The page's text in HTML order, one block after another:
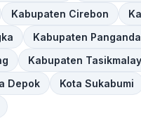
Kabupaten Cirebon
Kabupaten
Kabupaten
Depok Kota Sukabumi